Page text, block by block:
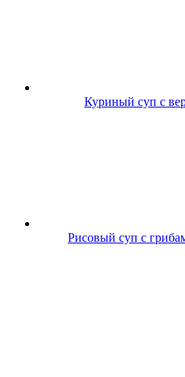
Куриный суп с
Рисовый суп с